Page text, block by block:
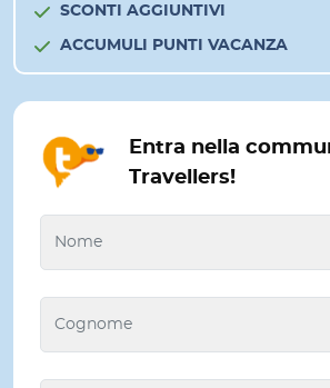
SCONTI AGGIUNTIVI
ACCUMULI PUNTI VACANZA
Entra nella
Travellers!